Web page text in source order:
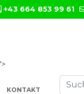
+43 664 853 99 61
">
KONTAKT
Suchen